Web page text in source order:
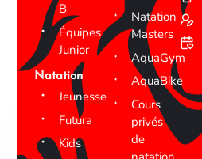
B
Équipes
Junior
Natation
Jeunesse
Futura
Kids
Natation
Masters
AquaGym
AquaBike
Cours
privés
de